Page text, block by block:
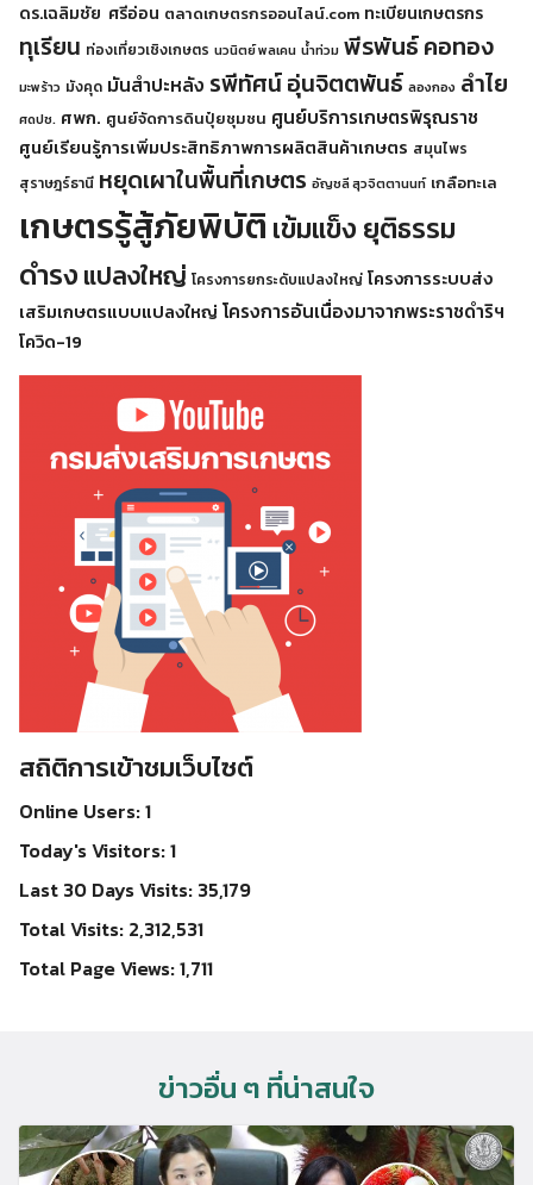
ดร.เฉลิมชัย ศรีอ่อน ตลาดเกษตรกรออนไลน์.com ทะเบียนเกษตรกร
ทุเรียน ท่องเที่ยวเชิงเกษตร นวนิตย์ พลเคน น้ำท่วม พีรพันธ์ คอทอง
มะพร้าว มังคุด มันสำปะหลัง รพีทัศน์ อุ่นจิตตพันธ์ ลองกอง ลำไย
ศดปช. ศพก. ศูนย์จัดการดินปุ๋ยชุมชน ศูนย์บริการเกษตรพิรุณราช
ศูนย์เรียนรู้การเพิ่มประสิทธิภาพการผลิตสินค้าเกษตร สมุนไพร
สุราษฎร์ธานี หยุดเผาในพื้นที่เกษตร อัญชลี สุวจิตตานนท์ เกลือทะเล
เกษตรรู้สู้ภัยพิบัติ เข้มแข็ง ยุติธรรม
ดำรงแปลงใหญ่ โครงการยกระดับแปลงใหญ่ โครงการระบบส่ง
เสริมเกษตรแบบแปลงใหญ่ โครงการอันเนื่องมาจากพระราชดำริฯ
โควิด-19
สถิติการเข้าชมเว็บไซต์
Online Users:1
Today's Visitors:1
Last 30 Days Visits: 35,179
Total Visits: 2,312,531
Total Page Views:1,711
ข่าวอื่น ๆ ที่น่าสนใจ